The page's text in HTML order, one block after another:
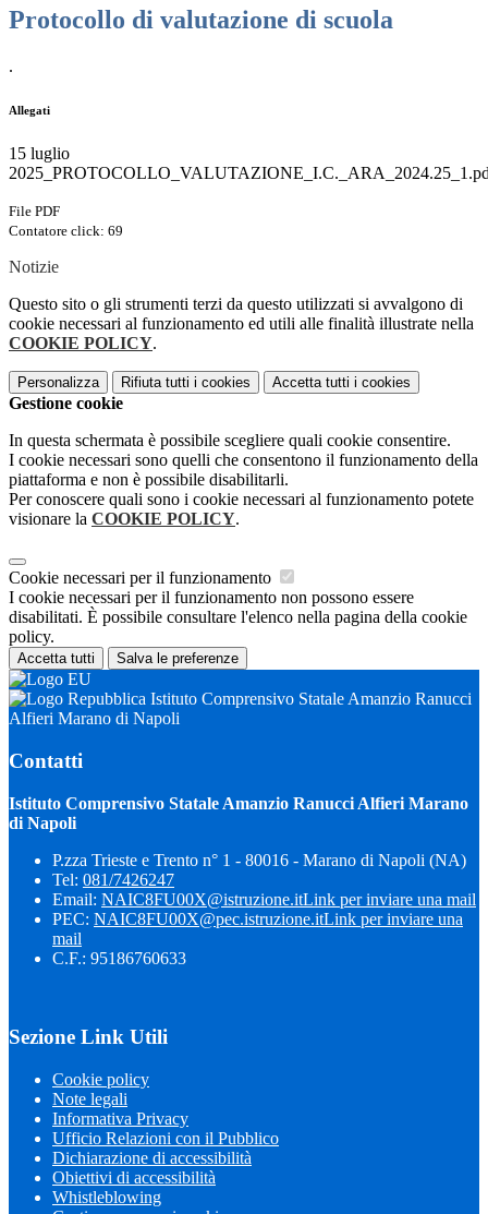
Protocollo di valutazione di scuola
.
Allegati
15 luglio
File PDF
Contatore click: 69
Notizie
Questo sito o gli strumenti terzi da questo utilizzati si avvalgono di
cookie necessari al funzionamento ed utili alle finalità illustrate nella
COOKIE POLICY.
Personalizza Rifiuta tutti i cookies Accetta tutti i cookies
Gestione cookie
In questa schermata è possibile scegliere quali cookie consentire.
I cookie necessari sono quelli che consentono il funzionamento della
piattaforma e non è possibile disabilitarli.
Per conoscere quali sono i cookie necessari al funzionamento potete
visionare la COOKIE POLICY.
Cookie necessari per il funzionamento
I cookie necessari per il funzionamento non possono essere
disabilitati. È possibile consultare l'elenco nella pagina della cookie
policy.
Accetta tutti Salva le preferenze
Istituto Comprensivo Statale Amanzio Ranucci
Alfieri Marano di Napoli
Contatti
Istituto Comprensivo Statale Amanzio Ranucci Alfieri Marano
di Napoli
P.zza Trieste e Trento n° 1 - 80016 - Marano di Napoli (NA)
Tel: 081/7426247
Email: NAIC8FU00X@istruzione.itLink per inviare una mail
PEC: NAIC8FU00X@pec.istruzione.itLink per inviare una
mail
C.F.: 95186760633
Sezione Link Utili
Cookie policy
Note legali
Informativa Privacy
Ufficio Relazioni con il Pubblico
Dichiarazione di accessibilità
Obiettivi di accessibilità
Whistleblowing